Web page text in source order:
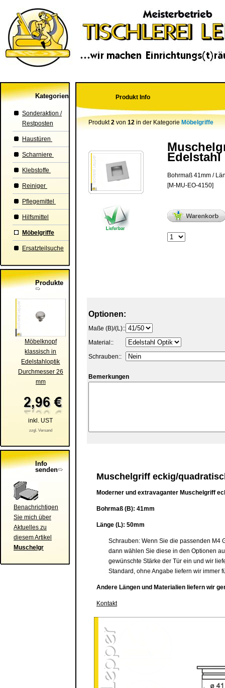
Kategorien
Sonderaktion /
Restposten
Haustüren
Scharniere
Klebstoffe
Reiniger
Pflegemittel
Hilfsmittel
Möbelgriffe
Ersatzteilsuche
Produkte
Möbelknopf
klassisch in
Edelstahloptik
Durchmesser 26
mm
inkl. UST
zzgl. Versand
Info
senden
Benachrichtigen
Sie mich über
Aktuelles zu
diesem Artikel
Muschelgr
Produkt Info
Produkt2von12in der KategorieMöbelgriffe
Edelstahl
Bohrmaß 41mm /
[M-MU-EO-4150]
Optionen:
Maße (B)/(L)::
Material::
Schrauben::
Bemerkungen
Muschelgriff eckig/
Moderner und extravaganter Muschelgriff
Bohrmaß (B): 41mm
Länge (L): 50mm
Schrauben: Wenn Sie die passenden M4
dann wählen Sie diese in den Optionen
gewünschte Stärke der Tür ein und wir
Standard, ohne Angabe liefern wir immer
Andere Längen und Materialien liefern wir
Kontakt